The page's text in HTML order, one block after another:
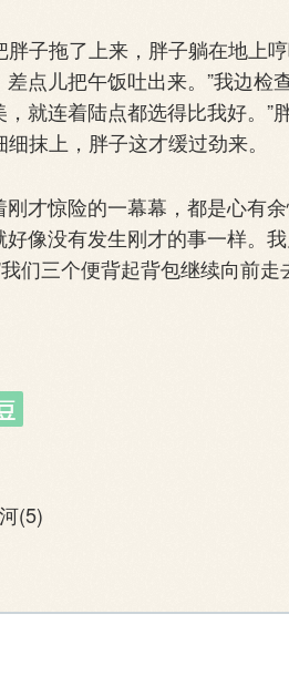
拖了上来，胖子躺在地上
点儿把午饭吐出来。”我边检
就连着陆点都选得比我好。
抹上，胖子这才缓过劲来。
惊险的一幕幕，都是心有
像没有发生刚才的事一样。
们三个便背起背包继续向前走
(5)